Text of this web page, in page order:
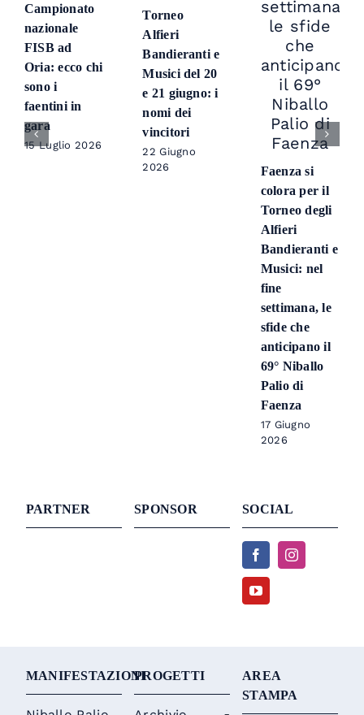
Campionato
nazionale
FISB ad
Oria: ecco chi
sono i
faentini in
gara
15 Luglio 2026
Torneo
Alfieri
Bandieranti e
Musici del 20
e 21 giugno: i
nomi dei
vincitori
22 Giugno
2026
Faenza si
colora per il
Torneo degli
Alfieri
Bandieranti e
Musici: nel
fine
settimana, le
sfide che
anticipano il
69° Niballo
Palio di
Faenza
17 Giugno
2026
PARTNER SPONSOR SOCIAL
MANIFESTAZIONIPROGETTI
AREA
STAMPA